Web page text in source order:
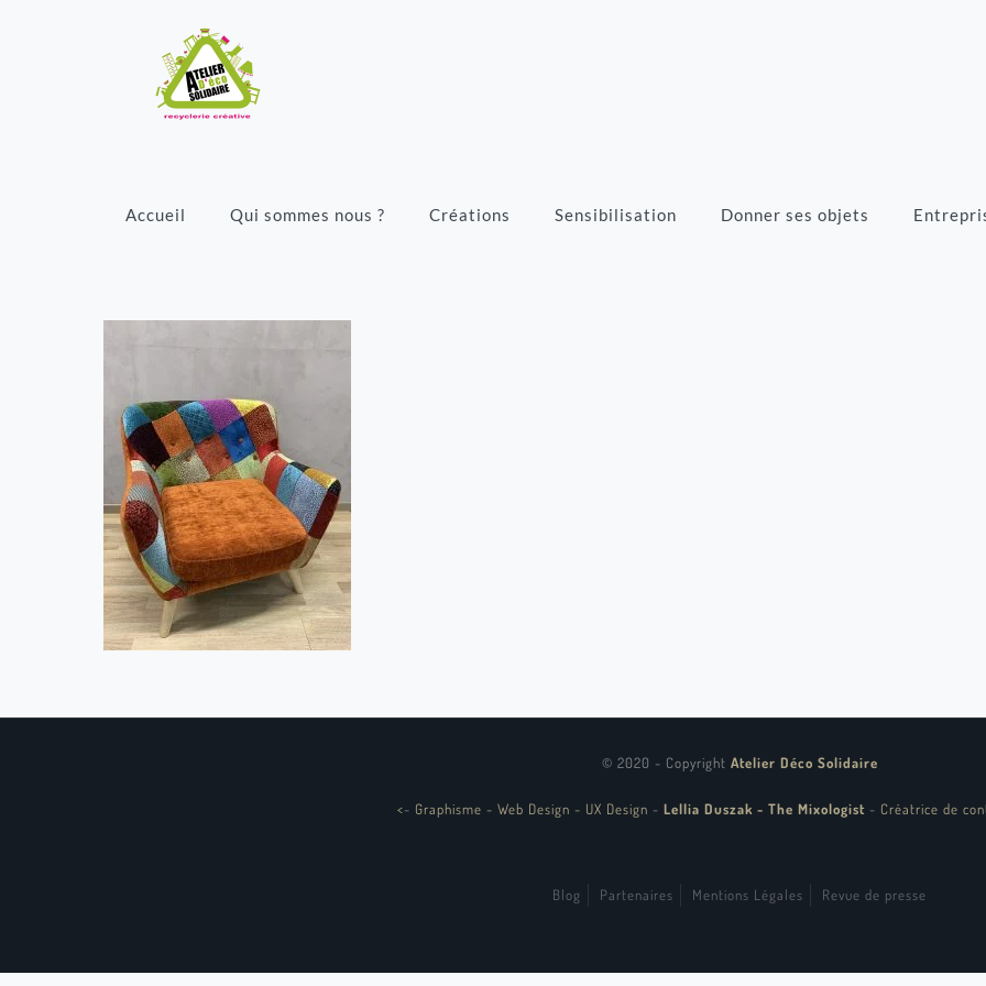
Accueil Qui sommes nous ? Créations Sensibilisation Donner ses objets
© 2020 - Copyright Atelier Déco Solidaire
<- Graphisme - Web Design - UX Design - Lellia Duszak - The Mixologist - Créatrice de
Blog Partenaires Mentions Légales Revue de presse